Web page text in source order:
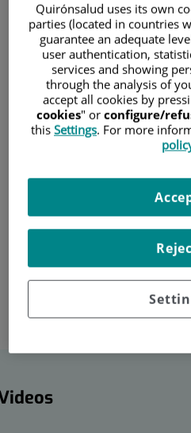
13 de mayo de 2026
HOSPITAL
El Dr. Hugo Santos Benítez, jefe
Hospital Universitario Ruber
consiste esta técnica quirúrgica
TweetShare
Facebook
Share
Linkedin
Quirónsalud uses its own
parties (located in countries
guarantee an adequate
user authentication,
services and showing
through the analysis of
accept all cookies by
cookies" or configure/
this Settings. For more